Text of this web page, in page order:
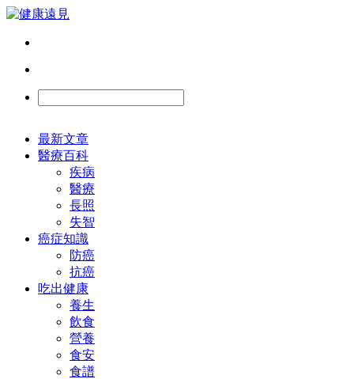
最新文章
醫療百科
疾病
醫療
長照
失智
癌症知識
防癌
抗癌
吃出健康
養生
飲食
營養
食安
食譜